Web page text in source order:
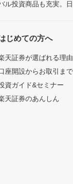
ル投資商品も充実。
じめての方へ
天証券が選ばれる理由
座開設からお取引ま
資ガイド&セミナー
天証券のあんしん